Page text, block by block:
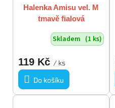
Halenka Amisu vel. M
tmavě fialová
Skladem (1 ks)
119 Kč / ks
Do košíku